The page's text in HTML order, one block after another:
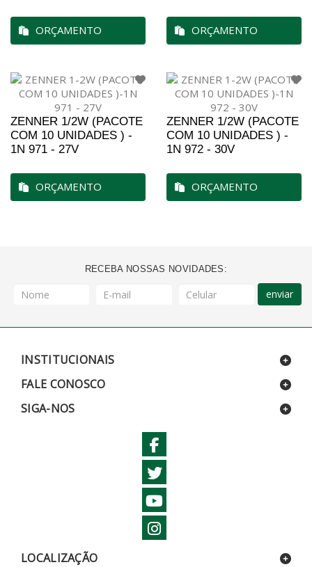
ORÇAMENTO ORÇAMENTO
ZENNER 1/2W (PACOTE
COM 10 UNIDADES ) -
1N 971 - 27V
ORÇAMENTO
ZENNER 1/2W (PACOTE
COM 10 UNIDADES ) -
1N 972 - 30V
ORÇAMENTO
RECEBA NOSSAS NOVIDADES:
enviar
INSTITUCIONAIS
FALE CONOSCO
SIGA-NOS
LOCALIZAÇÃO